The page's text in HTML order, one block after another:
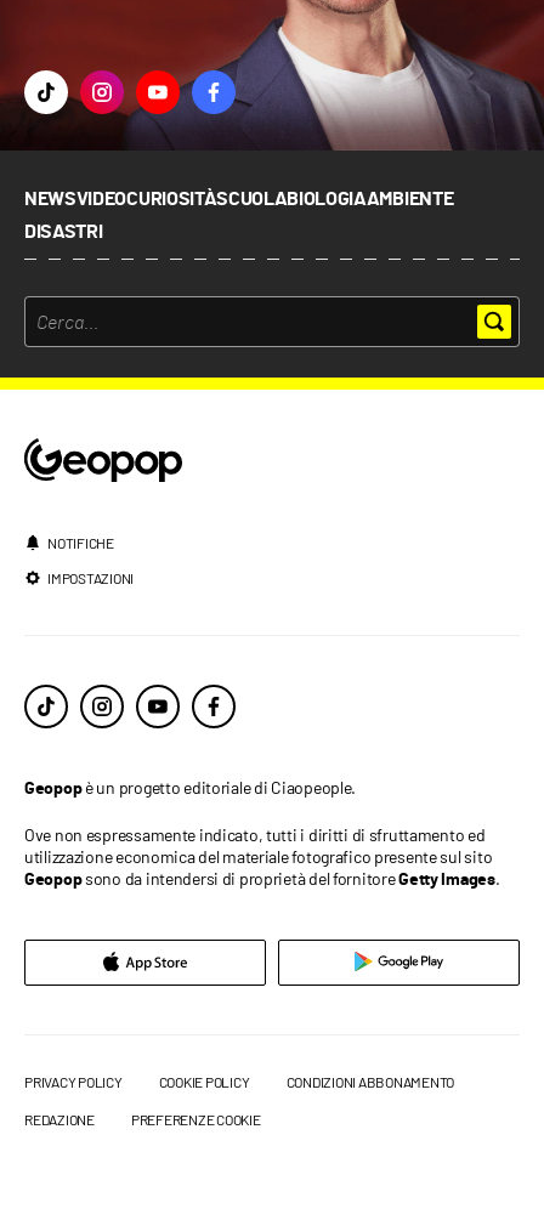
NEWSVIDEOCURIOSITÀSCUOLABIOLOGIAAMBIENTE
DISASTRI
NOTIFICHE
IMPOSTAZIONI
Geopopè un progetto editoriale di Ciaopeople.
Ove non espressamente indicato, tutti i diritti di sfruttamento ed
utilizzazione economica del materiale fotografico presente sul sito
Geopopsono da intendersi di proprietà del fornitoreGetty Images.
PRIVACY POLICY COOKIE POLICY CONDIZIONI ABBONAMENTO
REDAZIONE PREFERENZE COOKIE